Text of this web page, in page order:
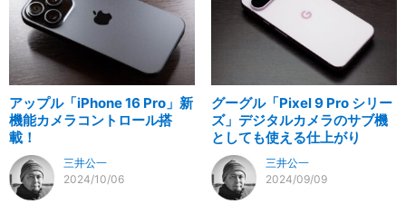
アップル「iPhone 16 Pro」新
機能カメラコントロール搭
載！
三井公一
2024/10/06
グーグル「Pixel 9 Pro シリー
ズ」デジタルカメラのサブ機
としても使える仕上がり
三井公一
2024/09/09